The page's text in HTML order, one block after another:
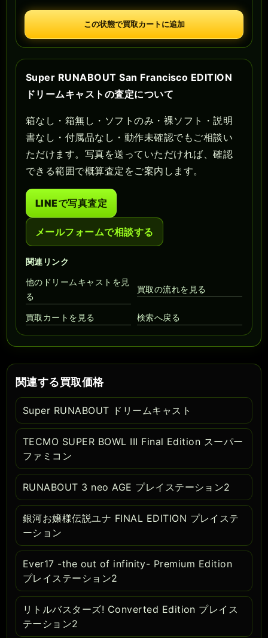
この状態で買取カートに追加
Super RUNABOUT San Francisco EDITION
ドリームキャストの査定について
箱なし・箱無し・ソフトのみ・裸ソフト・説明
書なし・付属品なし・動作未確認でもご相談い
ただけます。写真を送っていただければ、確認
できる範囲で概算査定をご案内します。
LINEで写真査定
メールフォームで相談する
関連リンク
他のドリームキャストを見
る
買取の流れを見る
買取カートを見る 検索へ戻る
関連する買取価格
Super RUNABOUT ドリームキャスト
TECMO SUPER BOWL III Final Edition スーパー
ファミコン
RUNABOUT 3 neo AGE プレイステーション2
銀河お嬢様伝説ユナ FINAL EDITION プレイステ
ーション
Ever17 -the out of infinity- Premium Edition
プレイステーション2
リトルバスターズ! Converted Edition プレイス
テーション2